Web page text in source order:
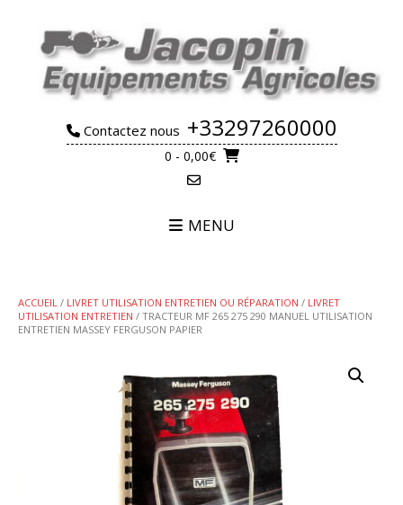
content
Contactez nous +33297260000
0 - 0,00€
MENU
ACCUEIL / LIVRET UTILISATION ENTRETIEN OU RÉPARATION / LIVRET
UTILISATION ENTRETIEN / TRACTEUR MF 265 275 290 MANUEL UTILISATION
ENTRETIEN MASSEY FERGUSON PAPIER